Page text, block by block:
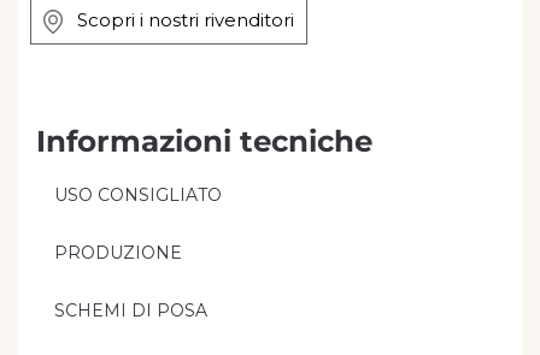
Scopri i nostri rivenditori
Informazioni tecniche
USO CONSIGLIATO
PRODUZIONE
SCHEMI DI POSA